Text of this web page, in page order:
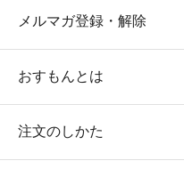
メルマガ登録・解除
おすもんとは
注文のしかた